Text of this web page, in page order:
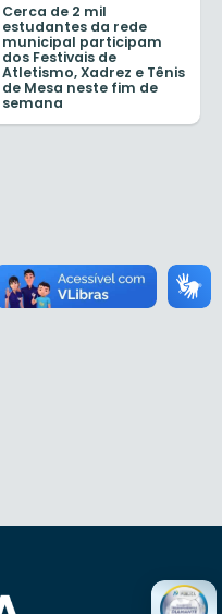
Cerca de 2 mil
estudantes da rede
municipal participam
dos Festivais de
Atletismo, Xadrez e Tênis
de Mesa neste fim de
semana